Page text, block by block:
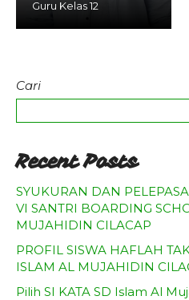
Download
Guru Kelas 12
Cari
Recent Posts
SYUKURAN DAN
VI SANTRI BOARDING
MUJAHIDIN CILACAP
PROFIL SISWA HAFLAH
ISLAM AL MUJAHIDIN
Pilih SI KATA SD Islam Al